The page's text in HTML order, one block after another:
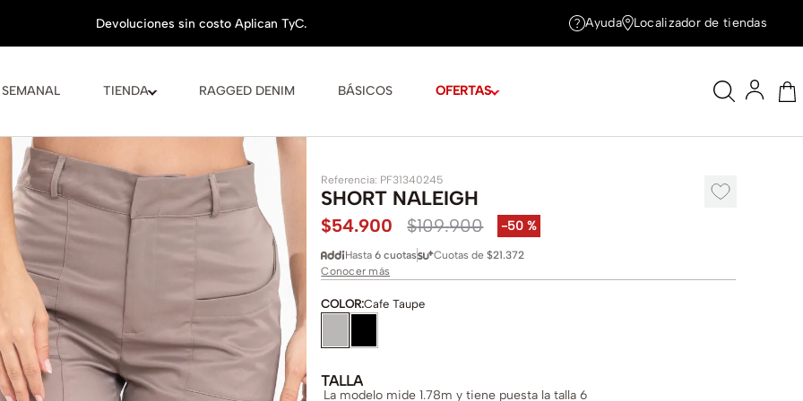
TIENDA RAGGED DENIM BÁSICOS OFERTAS
Ayuda Localizador de tiendas
Referencia: PF31340245
SHORT NALEIGH
$54.900 $109.900 -50 %
Hasta6 cuotas Cuotas de$21.372
Conocer más
COLOR:Cafe Taupe
TALLA
La modelo mide 1.78m y tiene puesta la talla 6